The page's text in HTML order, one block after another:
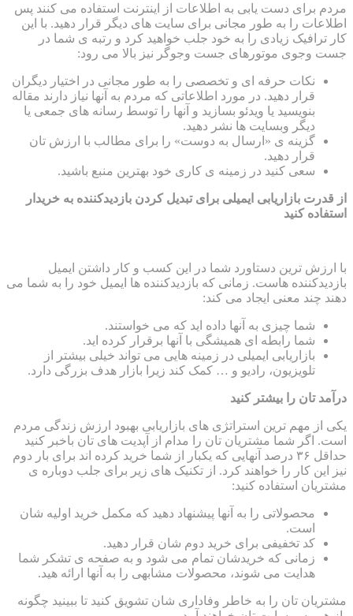
مردم برای دست یابی به اطلاعات از اینترنت استفاده می کنند پس
اطلاعات را به طور مجانی برای سایت های دیگر قرار دهید. با این
کار ترافیک زیادی را به خود جلب خواهید کرد و رتبه ی شما در
جست وجوی موتورهای جست وجوگر نیز بالا می رود:
نکات حرفه ای و تخصصی را به طور مجانی در اختیار دیگران
قرار دهید. در مورد اطلاعاتی که مردم به آنها نیاز دارند مقاله
بنویسید یا ویدئو بسازید و آنها را توسط رسانه های جمعی یا
دیگر وبسایت ها نشر دهید.
گزینه ی «ارسال به دوست» را برای مطالب با ارزش تان
قرار دهید.
سعی کنید در زمینه ی کاری خود بهترین منبع باشید.
از قدرت بازاریابی ایمیلی برای تبدیل کردن بازدیدکننده به خریدار
استفاده کنید
با ارزش ترین دستاورد شما در این کسب و کار داشتن ایمیل
بازدیدکننده هاست. زمانی که بازدیدکننده ها ایمیل خود را به شما می
دهند چند معنی ایجاد می کند:
شما چیزی به آنها داده اید که می خواستند.
شما رابطه ای همیشگی با آنها برقرار کرده اید.
بازاریابی ایمیلی در زمینه هایی می تواند خیلی بیشتر از
تلویزیون، رادیو و … کمک کند زیرا بازار هدف بزرگی دارد.
درآمد تان را بیشتر کنید
یکی از مهم ترین استراتژی های بازاریابی بهبود ارزش زندگی مردم
است. اگر شما مشتریان تان را مدام از آپدیت های تان باخبر کنید
حداقل ۳۶ درصد آنهایی که یکبار از شما خرید کرده اند برای بار دوم
نیز این کار را خواهند کرد. از تکنیک های زیر برای جلب دوباره ی
مشتریان استفاده کنید:
محصولاتی را به آنها پیشنهاد دهید که مکمل خرید اولیه شان
است.
کد تخفیفی برای خرید دوم شان قرار دهید.
زمانی که خریدشان تمام می شود و به صفحه ی تشکر شما
هدایت می شوند، محصولات مشابهی را به آنها ارائه هید.
مشتریان تان را به خاطر وفاداری شان تشویق کنید تا ببینید چگونه